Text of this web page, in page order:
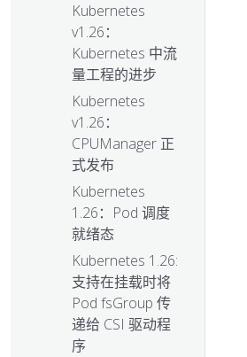
Kubernetes
v1.26：
Kubernetes 中流
量工程的进步
Kubernetes
v1.26：
CPUManager 正
式发布
Kubernetes
1.26：Pod 调度
就绪态
Kubernetes 1.26:
支持在挂载时将
Pod fsGroup 传
递给 CSI 驱动程
序